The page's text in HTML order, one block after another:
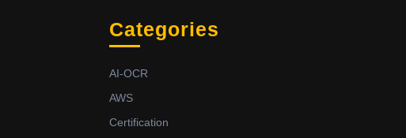
Categories
AI-OCR
AWS
Certification